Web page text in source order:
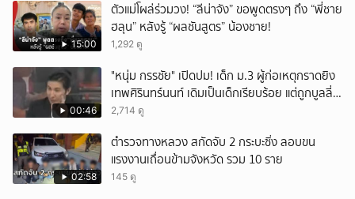
15:00
ตัวแม่โผล่ร่วมวง! “ลีน่าจัง” ขอพูดตรงๆ ถึง “พี่ชาย
ฮลุน” หลังรู้ “ผลชันสูตร” น้องชาย!
1,292 ดู
00:46
"หนุ่ม กรรชัย" เปิดปม! เด็ก ม.3 ผู้ก่อเหตุกราดยิง
เทพศิรินทร์นนท์ เดิมเป็นเด็กเรียบร้อย แต่ถูกบูลลี่
หนัก คาดแรงกดดันสะสมกลายเป็นแรงแค้น จนก่อ
2,714 ดู
02:58
ตำรวจทางหลวง สกัดจับ 2 กระบะซิ่ง ลอบขน
แรงงานเถื่อนข้ามจังหวัด รวม 10 ราย
145 ดู